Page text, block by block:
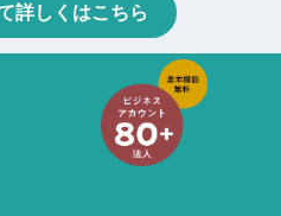
詳しくはこちら